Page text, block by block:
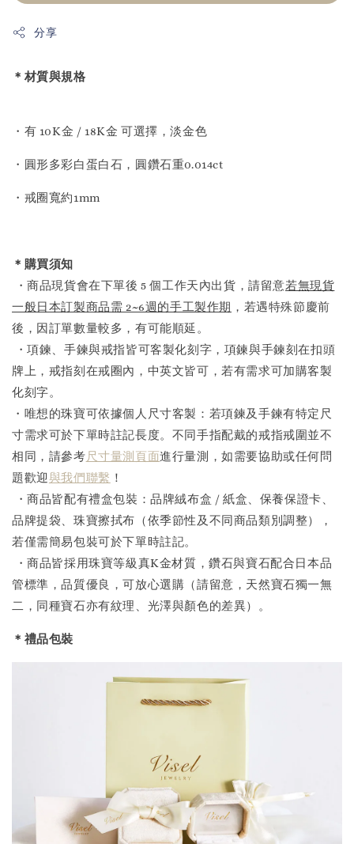
分享
＊材質與規格
・有 10K金 / 18K金 可選擇，淡金色
・圓形多彩白蛋白石，圓鑽石重0.014ct
・戒圈寬約1mm
＊購買須知
・商品現貨會在下單後 5 個工作天內出貨，請留意若無現貨
一般日本訂製商品需 2~6週的手工製作期 ，若遇特殊節慶前
後，因訂單數量較多，有可能順延。
・項鍊、手鍊與戒指皆可客製化刻字，項鍊與手鍊刻在扣頭
牌上，戒指刻在戒圈內，中英文皆可，若有需求可加購客製
化刻字。
・唯想的珠寶可依據個人尺寸客製：若項鍊及手鍊有特定尺
寸需求可於下單時註記長度。不同手指配戴的戒指戒圍並不
相同，請參考尺寸量測頁面進行量測，如需要協助或任何問
題歡迎與我們聯繫 ！
・商品皆配有禮盒包裝：品牌絨布盒 / 紙盒、保養保證卡、
品牌提袋、珠寶擦拭布（依季節性及不同商品類別調整），
若僅需簡易包裝可於下單時註記。
・商品皆採用珠寶等級真K金材質，鑽石與寶石配合日本品
管標準，品質優良，可放心選購（請留意，天然寶石獨一無
二，同種寶石亦有紋理、光澤與顏色的差異）。
＊禮品包裝